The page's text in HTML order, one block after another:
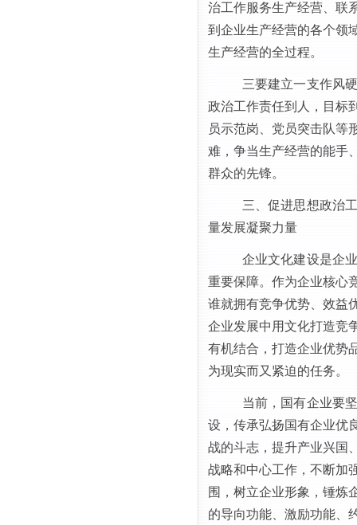
治工作服务生产经营、联
到企业生产经营的各个领
生产经营的全过程。
三要建立一支作风
政治工作责任到人，目标
员示范岗、党员突击队等
难，争当生产经营的能手
群众的先锋。
三、促进思想政治
量发展凝聚力量
企业文化建设是企
重要保障。作为企业核心
谁就拥有竞争优势、效益
企业发展中用文化打造竞
有机结合，打造企业优势
为现实而又紧迫的任务。
当前，国有企业要
设，传承弘扬国有企业优
战的斗志，提升产业兴国
战略和中心工作，不断加
围，树立企业形象，锤炼
的导向功能、激励功能、